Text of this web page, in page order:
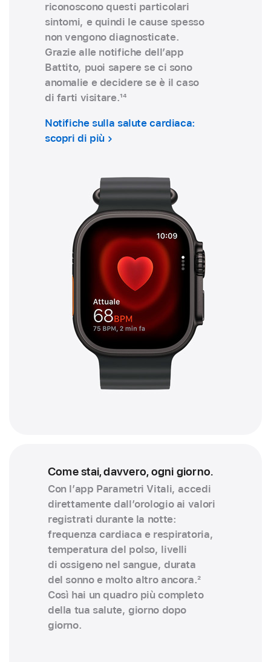
riconoscono questi particolari
sintomi, e quindi le cause spesso
non vengono diagnosticate.
Grazie alle notifiche dell’app
Battito, puoi sapere se ci sono
anomalie e decidere se è il caso
di farti visitare.14
Notifiche sulla salute cardiaca:
scopri di più
Come stai, davvero, ogni giorno.
Con l’app Parametri Vitali, accedi
direttamente dall’orologio ai valori
registrati durante la notte:
frequenza cardiaca e respiratoria,
temperatu­ra del polso, livelli
di ossigeno nel sangue, durata
del sonno e molto altro ancora.2
Così hai un quadro più completo
della tua salute, giorno dopo
giorno.